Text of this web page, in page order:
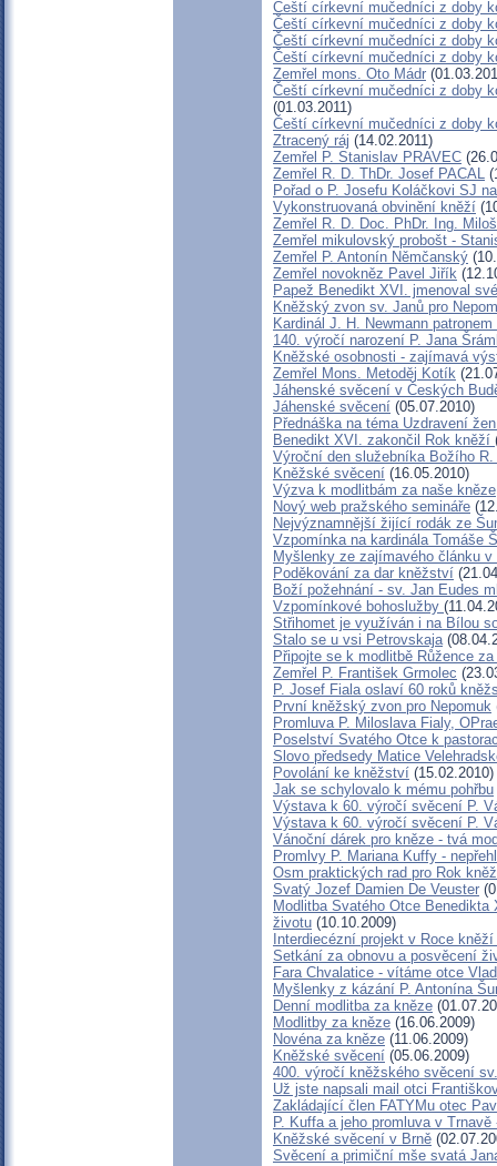
Čeští církevní mučedníci z doby
Čeští církevní mučedníci z doby
Čeští církevní mučedníci z doby
Čeští církevní mučedníci z doby
Zemřel mons. Oto Mádr
Čeští církevní mučedníci z doby
(01.03.2011)
Čeští církevní mučedníci z doby
Ztracený ráj (14.02.2011)
Zemřel P. Stanislav PRAVEC
Zemřel R. D. ThDr. Josef PACAL
Pořad o P. Josefu Koláčkovi SJ
Vykonstruovaná obvinění kněží
Zemřel R. D. Doc. PhDr. Ing.
Zemřel mikulovský probošt -
Zemřel P. Antonín Němčanský
Zemřel novokněz Pavel Jiřík
Papež Benedikt XVI. jmenoval
Kněžský zvon sv. Janů pro
Kardinál J. H. Newmann
140. výročí narození P. Jana
Kněžské osobnosti - zajímavá
Zemřel Mons. Metoděj Kotík
Jáhenské svěcení v Českých
Jáhenské svěcení (05.07.2010)
Přednáška na téma Uzdravení
Benedikt XVI. zakončil Rok kněží
Výroční den služebníka Božího
Kněžské svěcení (16.05.2010)
Výzva k modlitbám za naše kněze
Nový web pražského semináře
Nejvýznamnější žijící rodák ze
Vzpomínka na kardinála Tomáše
Myšlenky ze zajímavého článku
Poděkování za dar kněžství
Boží požehnání - sv. Jan Eudes
Vzpomínkové bohoslužby
Střihomet je využíván i na Bílou
Stalo se u vsi Petrovskaja
Připojte se k modlitbě Růžence
Zemřel P. František Grmolec
P. Josef Fiala oslaví 60 roků
První kněžský zvon pro Nepomuk
Promluva P. Miloslava Fialy,
Poselství Svatého Otce k
Slovo předsedy Matice
Povolání ke kněžství (15.02.2010)
Jak se schylovalo k mému pohřbu
Výstava k 60. výročí svěcení P.
Výstava k 60. výročí svěcení P.
Vánoční dárek pro kněze - tvá
Promlvy P. Mariana Kuffy -
Osm praktických rad pro Rok
Svatý Jozef Damien De Veuster
Modlitba Svatého Otce
životu (10.10.2009)
Interdiecézní projekt v Roce
Setkání za obnovu a posvěcení
Fara Chvalatice - vítáme otce
Myšlenky z kázání P. Antonína
Denní modlitba za kněze
Modlitby za kněze (16.06.2009)
Novéna za kněze (11.06.2009)
Kněžské svěcení (05.06.2009)
400. výročí kněžského svěcení
Už jste napsali mail otci
Zakládající člen FATYMu otec
P. Kuffa a jeho promluva v
Kněžské svěcení v Brně
Svěcení a primiční mše svatá